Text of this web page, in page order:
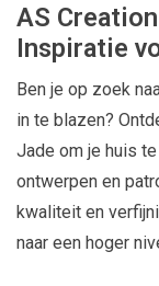
AS
Inspiratie
Ben je op zoek
in te blazen?
Jade om je huis
ontwerpen en
kwaliteit en
naar een hoger